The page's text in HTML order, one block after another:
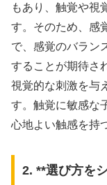
もあり、触覚や視
す。そのため、感
で、感覚のバラン
することが期待さ
視覚的な刺激を与
す。触覚に敏感な
心地よい触感を持
2. **選び方を